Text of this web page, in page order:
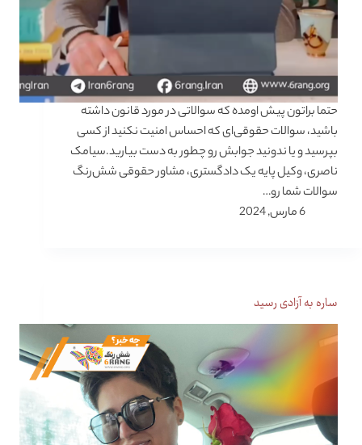
حتما براتون پیش اومده که سوالاتی در مورد قانون داشته
باشید، سوالات حقوقی‌ای که احساس امنیت نکنید از کسی
بپرسید و یا ندونید جوابش رو چطور به دست بیارید.سیامک
ناصری، وکیل پایه یک دادگستری، مشاور حقوقی شش‌رنگ
سوالات شما رو…
6 مارس, 2024
ساره به آزادی رسید